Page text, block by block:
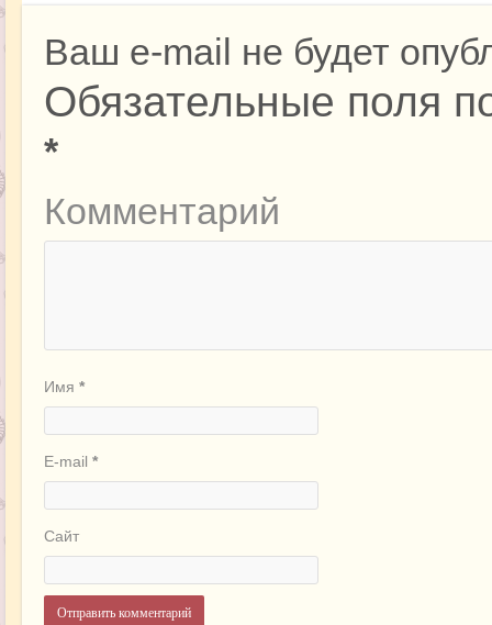
Ваш e-mail не будет
Обязательные поля
*
Комментарий
Имя *
E-mail *
Сайт